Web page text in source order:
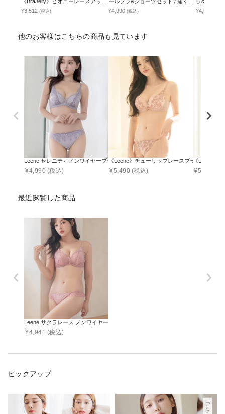
ブラ＆ショーツ
¥3,512 (税込)
い脇高谷間ブラ
¥4,990 (税込)
¥4,990
他のお客様はこちらの商品も見ています
Leene セレニティノンワイヤーブラ&ショーツ
¥4,990 (税込)
《Leene》チューリップレースブラ＆ショーツ
¥5,490 (税込)
《Leene》
¥5,490
最近閲覧した商品
Leene サクラレース ノンワイヤーブラ＆ショーツ
¥4,941 (税込)
ピックアップ